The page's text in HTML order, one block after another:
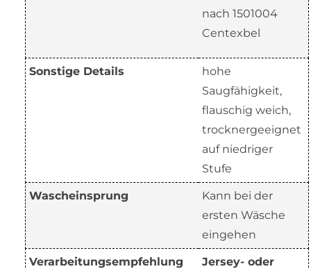
nach 1501004
Centexbel
Sonstige Details
hohe
Saugfähigkeit,
flauschig weich,
trocknergeeignet
auf niedriger
Stufe
Wascheinsprung
Kann bei der
ersten Wäsche
eingehen
Verarbeitungsempfehlung
Jersey- oder